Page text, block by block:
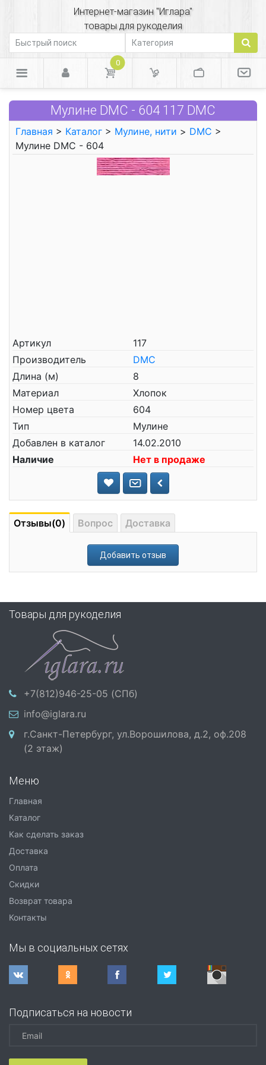
Интернет-магазин "Иглара"
товары для рукоделия
0
Мулине DMC - 604 117 DMC
Главная > Каталог > Мулине, нити > DMC >
Мулине DMC - 604
Артикул
117
Производитель
DMC
Длина (м)
8
Материал
Хлопок
Номер цвета
604
Тип
Мулине
Добавлен в каталог
14.02.2010
Наличие
Нет в продаже
Отзывы(0) Вопрос Доставка
Добавить отзыв
Товары для рукоделия
+7(812)946-25-05 (СПб)
info@iglara.ru
г.Санкт-Петербург, ул.Ворошилова, д.2, оф.208
(2 этаж)
Меню
Главная
Каталог
Как сделать заказ
Доставка
Оплата
Скидки
Возврат товара
Контакты
Мы в социальных сетях
Подписаться на новости